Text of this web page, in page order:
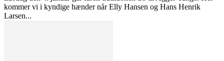
kommer vi i kyndige hænder når Elly Hansen og Hans Henrik
Larsen...